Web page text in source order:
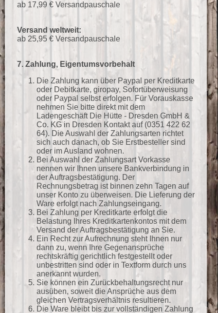
ab 17,99 € Versandpauschale
Versand weltweit:
ab 25,95 € Versandpauschale
7. Zahlung, Eigentumsvorbehalt
Die Zahlung kann über Paypal per Kreditkarte
oder Debitkarte, giropay, Sofortüberweisung
oder Paypal selbst erfolgen. Für Vorauskasse
nehmen Sie bitte direkt mit dem
Ladengeschäft Die Hütte - Dresden GmbH &
Co. KG in Dresden Kontakt auf (0351 422 62
64). Die Auswahl der Zahlungsarten richtet
sich auch danach, ob Sie Erstbesteller sind
oder im Ausland wohnen.
Bei Auswahl der Zahlungsart Vorkasse
nennen wir Ihnen unsere Bankverbindung in
der Auftragsbestätigung. Der
Rechnungsbetrag ist binnen zehn Tagen auf
unser Konto zu überweisen. Die Lieferung der
Ware erfolgt nach Zahlungseingang.
Bei Zahlung per Kreditkarte erfolgt die
Belastung Ihres Kreditkartenkontos mit dem
Versand der Auftragsbestätigung an Sie.
Ein Recht zur Aufrechnung steht Ihnen nur
dann zu, wenn Ihre Gegenansprüche
rechtskräftig gerichtlich festgestellt oder
unbestritten sind oder in Textform durch uns
anerkannt wurden.
Sie können ein Zurückbehaltungsrecht nur
ausüben, soweit die Ansprüche aus dem
gleichen Vertragsverhältnis resultieren.
Die Ware bleibt bis zur vollständigen Zahlung